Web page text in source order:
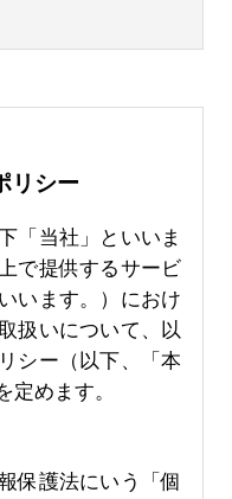
リシー
「当社」といいま
で提供するサービ
います。）におけ
扱いについて、以
シー（以下、「本
定めます。
保護法にいう「個